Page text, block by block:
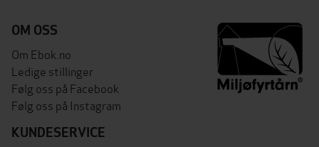
OM OSS
Om Ebok.no
Ledige stillinger
Følg oss på Facebook
Følg oss på Instagram
KUNDESERVICE